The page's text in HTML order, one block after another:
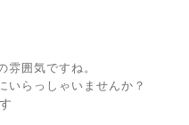
雰囲気ですね。
いらっしゃいませんか？